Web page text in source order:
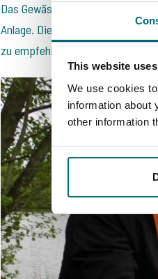
This website
We use cookies
information about
other information
Das Gewässer selbst ist wirklich
Anlage. Die Sanitäranlagen
zu empfehlen